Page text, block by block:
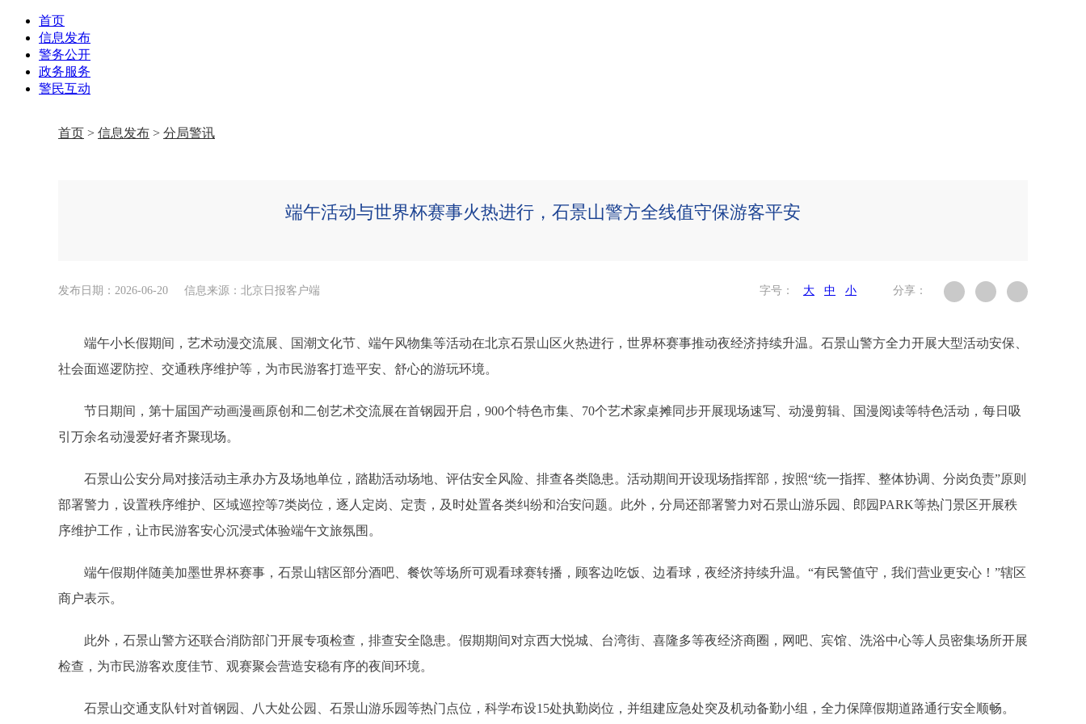
首页
信息发布
警务公开
政务服务
警民互动
首页 > 信息发布 > 分局警讯
端午活动与世界杯赛事火热进行，石景山警方全线值守保游客平安
发布日期：2026-06-20 信息来源：北京日报客户端 字号： 大 中 小 分享：
端午小长假期间，艺术动漫交流展、国潮文化节、端午风物集等活动在北京石景山区火热进行，世界杯赛事推动夜经济持续升温。石景山警方全力开展大型活动安保、
社会面巡逻防控、交通秩序维护等，为市民游客打造平安、舒心的游玩环境。
节日期间，第十届国产动画漫画原创和二创艺术交流展在首钢园开启，900个特色市集、70个艺术家桌摊同步开展现场速写、动漫剪辑、国漫阅读等特色活动，每日吸
引万余名动漫爱好者齐聚现场。
石景山公安分局对接活动主承办方及场地单位，踏勘活动场地、评估安全风险、排查各类隐患。活动期间开设现场指挥部，按照“统一指挥、整体协调、分岗负责”原则
部署警力，设置秩序维护、区域巡控等7类岗位，逐人定岗、定责，及时处置各类纠纷和治安问题。此外，分局还部署警力对石景山游乐园、郎园PARK等热门景区开展秩
序维护工作，让市民游客安心沉浸式体验端午文旅氛围。
端午假期伴随美加墨世界杯赛事，石景山辖区部分酒吧、餐饮等场所可观看球赛转播，顾客边吃饭、边看球，夜经济持续升温。“有民警值守，我们营业更安心！”辖区
商户表示。
此外，石景山警方还联合消防部门开展专项检查，排查安全隐患。假期期间对京西大悦城、台湾街、喜隆多等夜经济商圈，网吧、宾馆、洗浴中心等人员密集场所开展
检查，为市民游客欢度佳节、观赛聚会营造安稳有序的夜间环境。
石景山交通支队针对首钢园、八大处公园、石景山游乐园等热门点位，科学布设15处执勤岗位，并组建应急处突及机动备勤小组，全力保障假期道路通行安全顺畅。